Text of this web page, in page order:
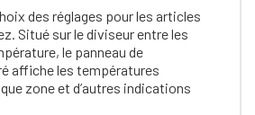
des réglages pour les articles
Situé sur le diviseur entre les
le panneau de
affiche les températures
zone et d’autres indications